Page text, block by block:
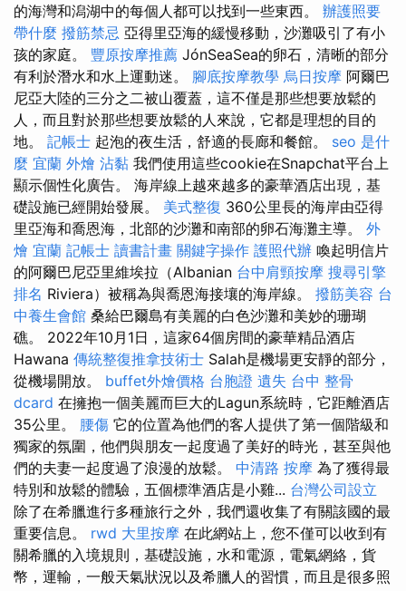
的海灣和潟湖中的每個人都可以找到一些東西。 辦護照要
帶什麼 撥筋禁忌 亞得里亞海的緩慢移動，沙灘吸引了有小
孩的家庭。 豐原按摩推薦 JónSeaSea的卵石，清晰的部分
有利於潛水和水上運動迷。 腳底按摩教學 烏日按摩 阿爾巴
尼亞大陸的三分之二被山覆蓋，這不僅是那些想要放鬆的
人，而且對於那些想要放鬆的人來說，它都是理想的目的
地。 記帳士 起泡的夜生活，舒適的長廊和餐館。 seo 是什
麼 宜蘭 外燴 沾黏 我們使用這些cookie在Snapchat平台上
顯示個性化廣告。 海岸線上越來越多的豪華酒店出現，基
礎設施已經開始發展。 美式整復 360公里長的海岸由亞得
里亞海和喬恩海，北部的沙灘和南部的卵石海灘主導。 外
燴 宜蘭 記帳士 讀書計畫 關鍵字操作 護照代辦 喚起明信片
的阿爾巴尼亞里維埃拉（Albanian 台中肩頸按摩 搜尋引擎
排名 Riviera）被稱為與喬恩海接壤的海岸線。 撥筋美容 台
中養生會館 桑給巴爾島有美麗的白色沙灘和美妙的珊瑚
礁。 2022年10月1日，這家64個房間的豪華精品酒店
Hawana 傳統整復推拿技術士 Salah是機場更安靜的部分，
從機場開放。 buffet外燴價格 台胞證 遺失 台中 整骨
dcard 在擁抱一個美麗而巨大的Lagun系統時，它距離酒店
35公里。 腰傷 它的位置為他們的客人提供了第一個階級和
獨家的氛圍，他們與朋友一起度過了美好的時光，甚至與他
們的夫妻一起度過了浪漫的放鬆。 中清路 按摩 為了獲得最
特別和放鬆的體驗，五個標準酒店是小雞... 台灣公司設立
除了在希臘進行多種旅行之外，我們還收集了有關該國的最
重要信息。 rwd 大里按摩 在此網站上，您不僅可以收到有
關希臘的入境規則，基礎設施，水和電源，電氣網絡，貨
幣，運輸，一般天氣狀況以及希臘人的習慣，而且是很多照